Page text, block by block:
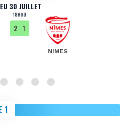
30 JUILLET
18H00
2 - 1
NIMES
1